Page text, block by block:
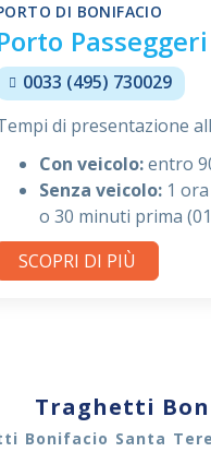
DI BONIFACIO
Passeggeri
0033 (495) 730029
di presentazione
Con veicolo:entro
Senza veicolo: 1
o 30 minuti prima
SCOPRI DI PIÙ
Traghetti
Bonifacio Santa